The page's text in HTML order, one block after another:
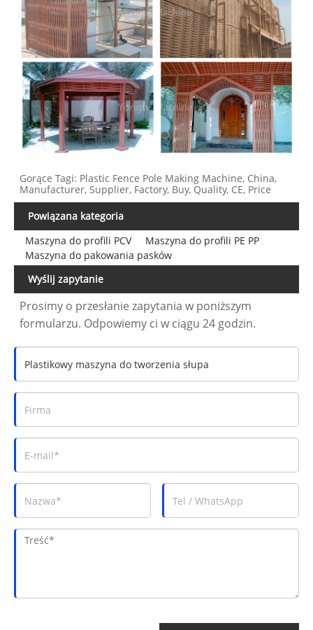
Gorące Tagi: Plastic Fence Pole Making Machine, China,
Manufacturer, Supplier, Factory, Buy, Quality, CE, Price
Powiązana kategoria
Maszyna do profili PCV
Maszyna do profili PE PP
Maszyna do pakowania pasków
Wyślij zapytanie
Prosimy o przesłanie zapytania w poniższym
formularzu. Odpowiemy ci w ciągu 24 godzin.